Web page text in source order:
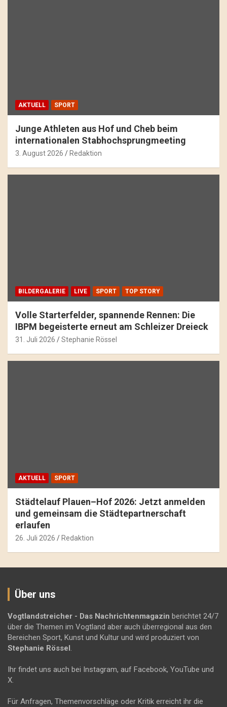
AKTUELL SPORT
Junge Athleten aus Hof und Cheb beim
internationalen Stabhochsprungmeeting
3. August 2026 Redaktion
BILDERGALERIE LIVE SPORT TOP STORY
Volle Starterfelder, spannende Rennen: Die
IBPM begeisterte erneut am Schleizer Dreieck
31. Juli 2026 Stephanie Rössel
AKTUELL SPORT
Städtelauf Plauen–Hof 2026: Jetzt anmelden
und gemeinsam die Städtepartnerschaft
erlaufen
26. Juli 2026 Redaktion
Über uns
Vogtlandstreicher - Das Nachrichtenmagazin berichtet 24/7
über die Themen im Vogtland aber auch überregional aus den
Bereichen Sport, Kunst und Kultur und wird produziert von
Stephanie Rössel.
Ihr findet uns auch bei Instagram, auf Facebook, YouTube und
X.
Für Anfragen, Themenvorschläge oder Kritik erreicht ihr die